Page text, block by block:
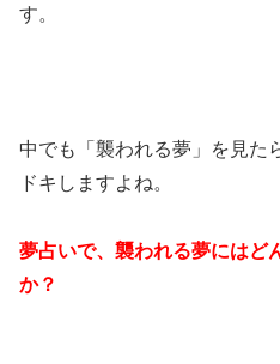
す。
中でも「襲われる夢」を見た
ドキしますよね。
夢占いで、襲われる夢にはど
か？